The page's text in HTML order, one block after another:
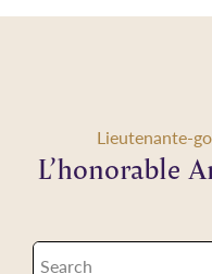
Lieutenante-
L’honorable